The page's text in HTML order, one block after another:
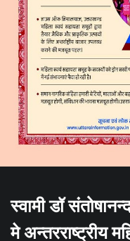
स्वामी डॉ
मे अन्तरराष्ट्रीय